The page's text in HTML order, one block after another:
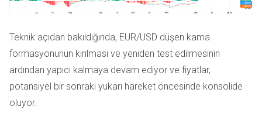
Teknik açıdan bakıldığında, EUR/USD düşen kama
formasyonunun kırılması ve yeniden test edilmesinin
ardından yapıcı kalmaya devam ediyor ve fiyatlar,
potansiyel bir sonraki yukarı hareket öncesinde konsolide
oluyor.